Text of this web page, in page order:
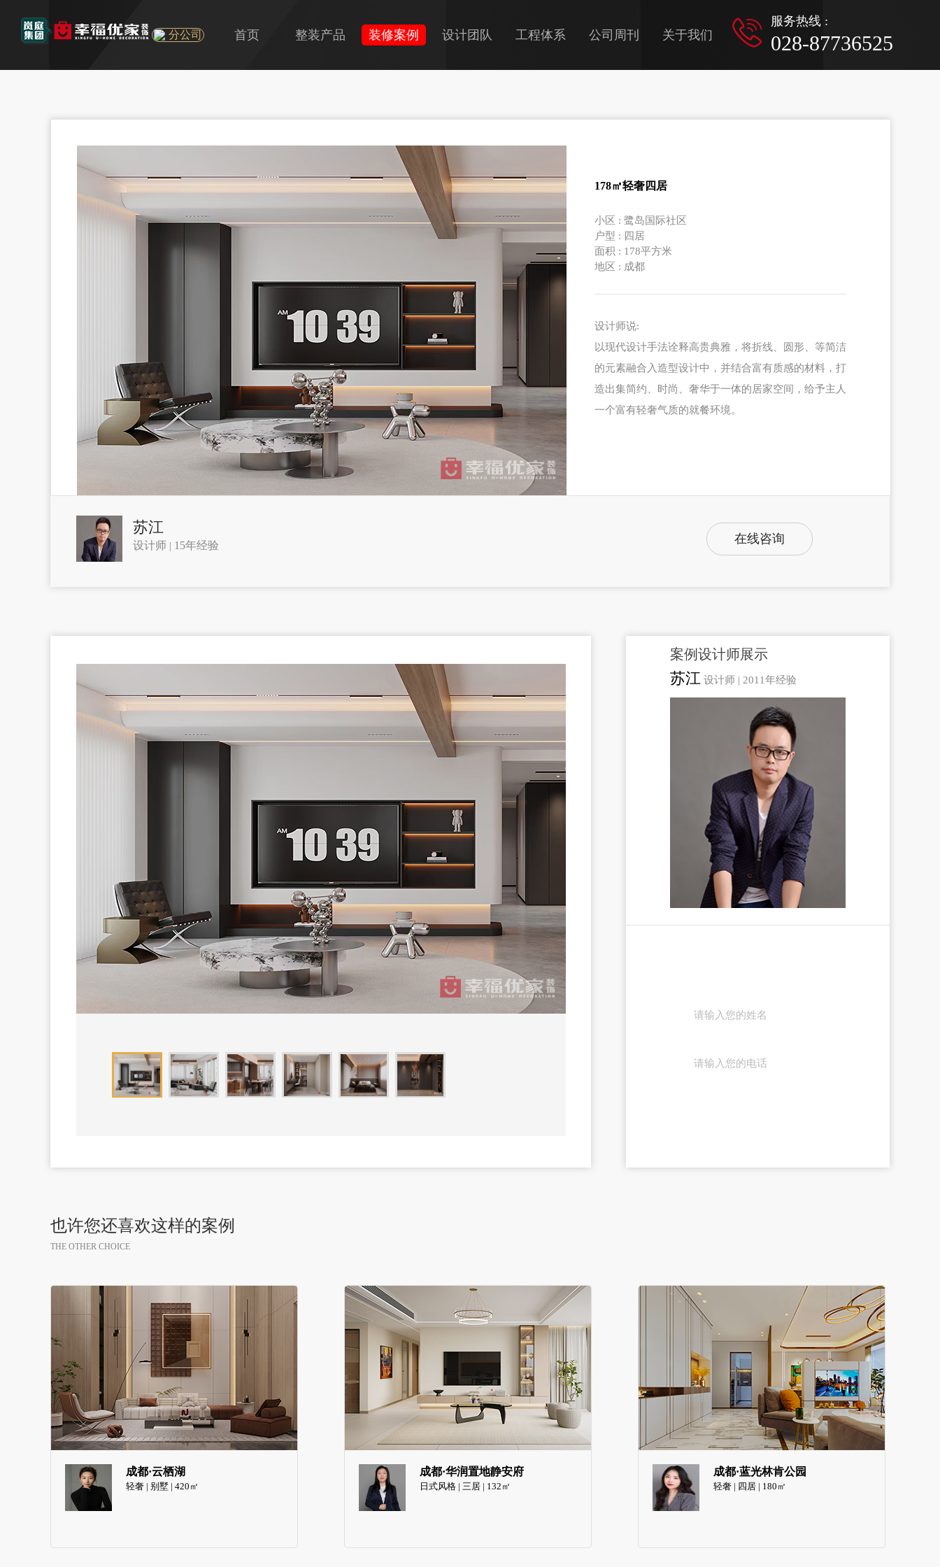
分公司 首页 整装产品
旧房翻新
装修案例 设计团队 工程体系 公司周刊 关于我们
服务热线 :
028-87736525
178㎡轻奢四居
小区 : 鹭岛国际社区
户型 : 四居
面积 : 178平方米
地区 : 成都
设计师说:
以现代设计手法诠释高贵典雅，将折线、圆形、等简洁
的元素融合入造型设计中，并结合富有质感的材料，打
造出集简约、时尚、奢华于一体的居家空间，给予主人
一个富有轻奢气质的就餐环境。
苏江
设计师 | 15年经验 在线咨询
案例设计师展示
苏江 设计师 | 2011年经验
也许您还喜欢这样的案例
THE OTHER CHOICE
成都·云栖湖
轻奢 | 别墅 | 420㎡
成都·华润置地静安府
日式风格 | 三居 | 132㎡
成都·蓝光林肯公园
轻奢 | 四居 | 180㎡